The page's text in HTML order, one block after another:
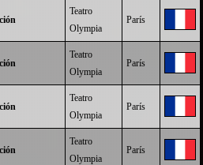
Teatro
Olympia
París
Teatro
Olympia
París
Teatro
Olympia
París
Teatro
Olympia
París